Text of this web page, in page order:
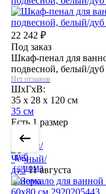
22 242 ₽
Под заказ
Шкаф-пенал для
подвесной, белый/
Нет отзывов
ШхГхВ:
35 x 28 x 120 см
35 см
Есть 1 размер
11 августа